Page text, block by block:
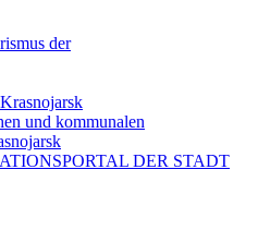
der
und kommunalen
DER STADT